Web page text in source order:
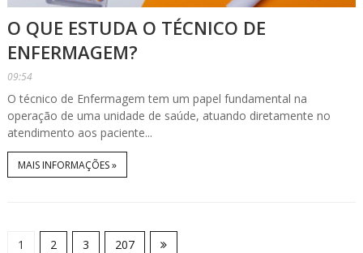
O QUE ESTUDA O TÉCNICO DE
ENFERMAGEM?
09:54
O técnico de Enfermagem tem um papel fundamental na
operação de uma unidade de saúde, atuando diretamente no
atendimento aos paciente...
MAIS INFORMAÇÕES »
1 2 3 207